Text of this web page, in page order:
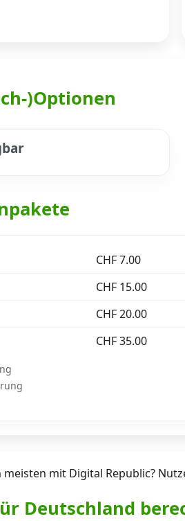
)Optionen
CHF 7.00
CHF 15.00
CHF 20.00
CHF 35.00
mit Digital Republic?
Deutschland